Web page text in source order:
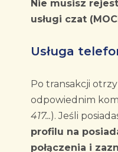
Nie musisz
usługi czat
Usługa
Po transakcji
odpowiednim
417...). Jeśli
profilu na
połączenia i